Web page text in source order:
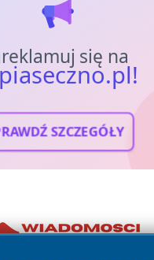
się na
SZCZEGÓŁY